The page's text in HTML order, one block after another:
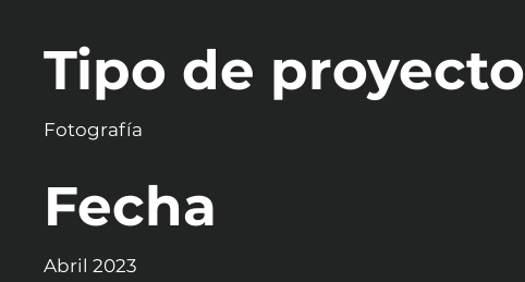
Tipo de proyecto
Fotografía
Fecha
Abril 2023